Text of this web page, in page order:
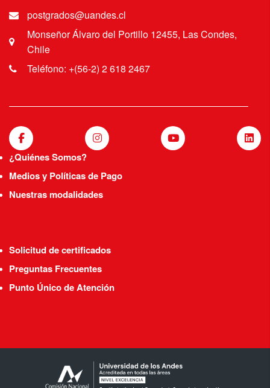
postgrados@uandes.cl
Monseñor Álvaro del Portillo 12455, Las Condes,
Chile
Teléfono: +(56-2) 2 618 2467
¿Quiénes Somos?
Medios y Políticas de Pago
Nuestras modalidades
Solicitud de certificados
Preguntas Frecuentes
Punto Único de Atención